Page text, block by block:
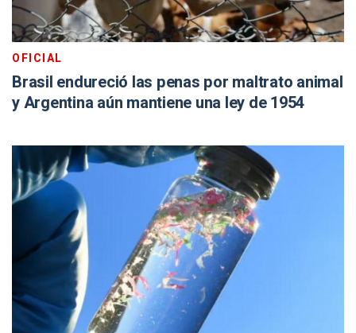
OFICIAL
Brasil endureció las penas por maltrato animal
y Argentina aún mantiene una ley de 1954